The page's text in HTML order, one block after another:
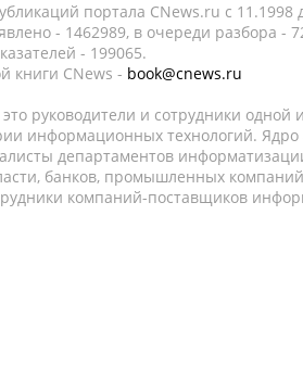
портала CNews.ru c 11.1998
- 1462989, в очереди разбора -
- 199065.
книги CNews - book@cnews.ru
руководители и сотрудники
информационных технологий.
департаментов
банков, промышленных
компаний-поставщиков